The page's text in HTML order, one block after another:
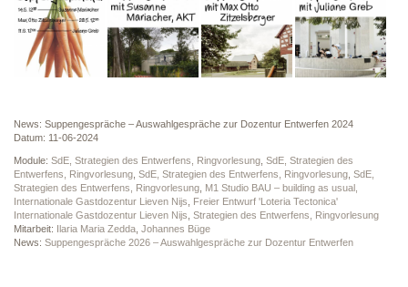
News: Suppengespräche – Auswahlgespräche zur Dozentur Entwerfen 2024
Datum: 11-06-2024
Module: SdE, Strategien des Entwerfens, Ringvorlesung SdE, Strategien des
Entwerfens, Ringvorlesung SdE, Strategien des Entwerfens, Ringvorlesung SdE,
Strategien des Entwerfens, Ringvorlesung M1 Studio BAU – building as usual,
Internationale Gastdozentur Lieven Nijs
Freier Entwurf 'Loteria Tectonica'
Internationale Gastdozentur Lieven Nijs Strategien des Entwerfens, Ringvorlesung
Mitarbeit: Ilaria Maria Zedda Johannes Büge
News: Suppengespräche 2026 – Auswahlgespräche zur Dozentur Entwerfen